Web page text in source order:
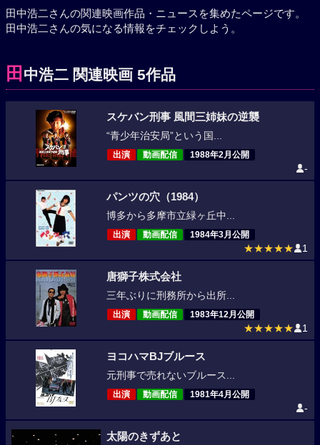
田中浩二さんの関連映画作品・ニュースを集めたページです。
田中浩二さんの気になる情報をチェックしよう。
田 中浩二 関連映画 5作品
スケバン刑事 風間三姉妹の逆襲
“青少年治安局”という国...
出演 動画配信 1988年2月公開
-
パンツの穴（1984）
博多から多摩市立緑ヶ丘中...
出演 動画配信 1984年3月公開
★★★★★ 1
唐獅子株式会社
三年ぶりに刑務所から出所...
出演 動画配信 1983年12月公開
★★★★★ 1
ヨコハマBJブルース
元刑事で売れないブルース...
出演 動画配信 1981年4月公開
-
太陽のきずあと